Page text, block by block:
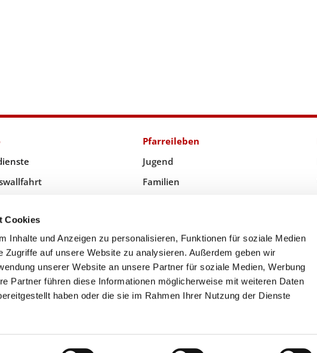
Cookies
Inhalte und Anzeigen zu personalisieren, Funktionen für soziale Medien
Zugriffe auf unsere Website zu analysieren. Außerdem geben wir
unserer Website an unsere Partner für soziale Medien, Werbung
Partner führen diese Informationen möglicherweise mit weiteren Daten
haben oder die sie im Rahmen Ihrer Nutzung der Dienste
& Trauung
Pfarreileben
Jugend
Familien
Priesternotruf